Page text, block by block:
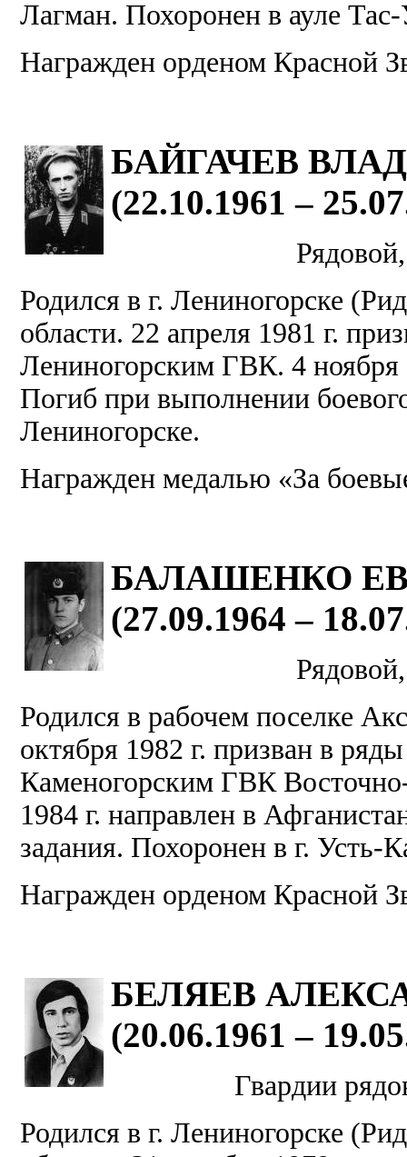
Лагман. Похоронен в ауле
Награжден орденом Красной
БАЙГАЧЕВ
(22.10.1961 –
Родился в г. Лениногорске
области. 22 апреля 1981 г.
Лениногорским ГВК. 4 ноября
Погиб при выполнении
Лениногорске.
Награжден медалью «За
БАЛАШЕНКО
(27.09.1964 –
Родился в рабочем поселке
октября 1982 г. призван в
Каменогорским ГВК
1984 г. направлен в
задания. Похоронен в г. Усть-
Награжден орденом Красной
БЕЛЯЕВ
(20.06.1961 –
Гвардии
Родился в г. Лениногорске